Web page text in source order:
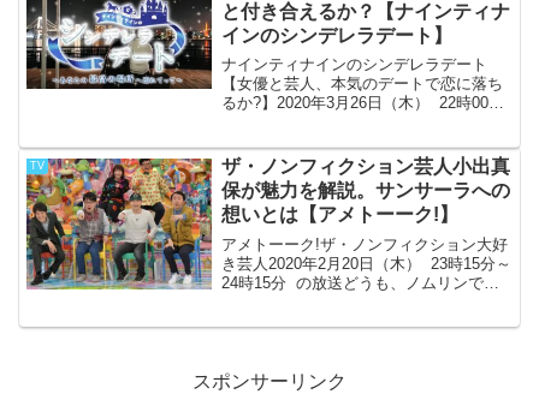
と付き合えるか？【ナインティナ
インのシンデレラデート】
ナインティナインのシンデレラデート
【女優と芸人、本気のデートで恋に落ち
るか?】2020年3月26日（木） 22時00分
れました。芸人と女性タレントの実験デ
ート！...
TV
ザ・ノンフィクション芸人小出真
保が魅力を解説。サンサーラへの
想いとは【アメトーーク!】
アメトーーク!ザ・ノンフィクション大好
き芸人2020年2月20日（木） 23時15分～
24時15分 の放送どうも、ノムリンで
スポンサーリンク